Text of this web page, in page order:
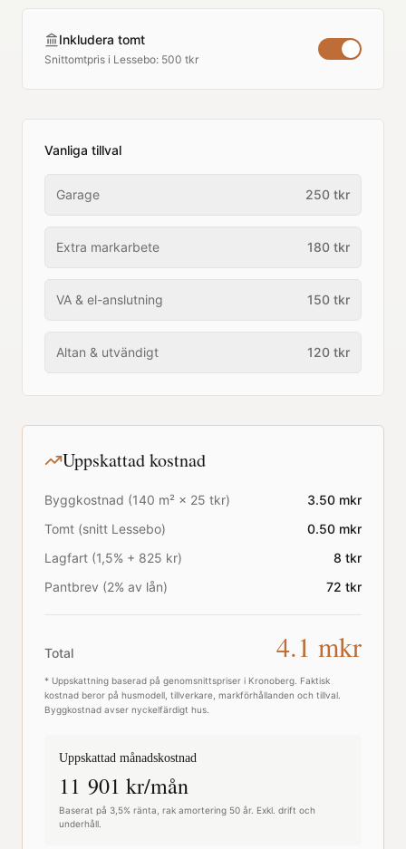
Inkludera tomt
Snittomtpris i Lessebo: 500 tkr
Vanliga tillval
Garage 250 tkr
Extra markarbete 180 tkr
VA & el-anslutning 150 tkr
Altan & utvändigt 120 tkr
Uppskattad kostnad
Byggkostnad (140 m² × 25 tkr) 3.50 mkr
Tomt (snitt Lessebo) 0.50 mkr
Lagfart (1,5% + 825 kr)
8 tkr
Pantbrev (2% av lån)
72 tkr
Total 4.1 mkr
* Uppskattning baserad på genomsnittspriser i Kronoberg . Faktisk
kostnad beror på husmodell, tillverkare, markförhållanden och tillval.
Byggkostnad avser nyckelfärdigt hus.
Uppskattad månadskostnad
11 901 kr/mån
Baserat på 3,5% ränta, rak amortering 50 år. Exkl. drift och
underhåll.